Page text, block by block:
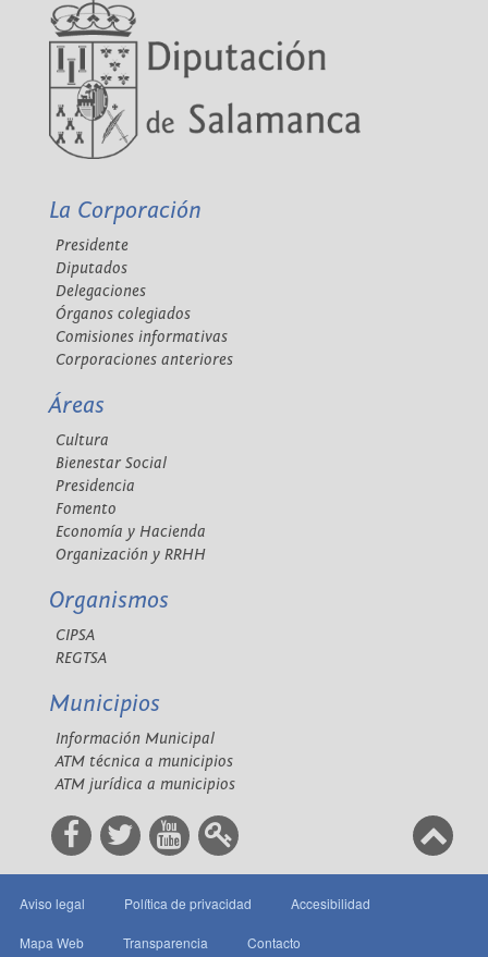
La Corporación
Presidente
Diputados
Delegaciones
Órganos colegiados
Comisiones informativas
Corporaciones anteriores
Áreas
Cultura
Bienestar Social
Presidencia
Fomento
Economía y Hacienda
Organización y RRHH
Organismos
CIPSA
REGTSA
Municipios
Información Municipal
ATM técnica a municipios
ATM jurídica a municipios
Aviso legal Política de privacidad Accesibilidad
Mapa Web Transparencia Contacto